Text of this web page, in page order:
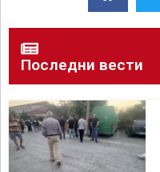
Последни вести